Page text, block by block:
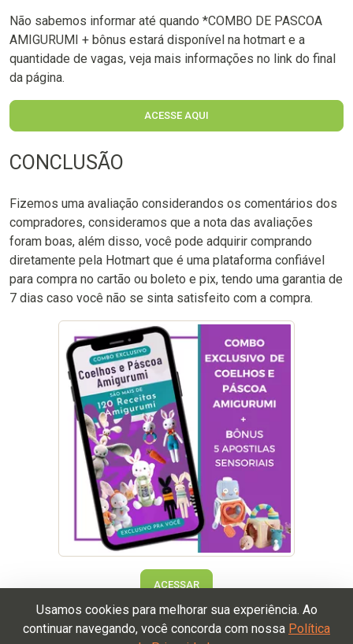
Não sabemos informar até quando *COMBO DE PASCOA
AMIGURUMI + bônus estará disponível na hotmart e a
quantidade de vagas, veja mais informações no link do final
da página.
ACESSE AQUI
CONCLUSÃO
Fizemos uma avaliação considerandos os comentários dos
compradores, consideramos que a nota das avaliações
foram boas, além disso, você pode adquirir comprando
diretamente pela Hotmart que é uma plataforma confiável
para compra no cartão ou boleto e pix, tendo uma garantia de
7 dias caso você não se sinta satisfeito com a compra.
Usamos cookies para melhorar sua experiência. Ao
continuar navegando, você concorda com nossa Política
ACESSAR